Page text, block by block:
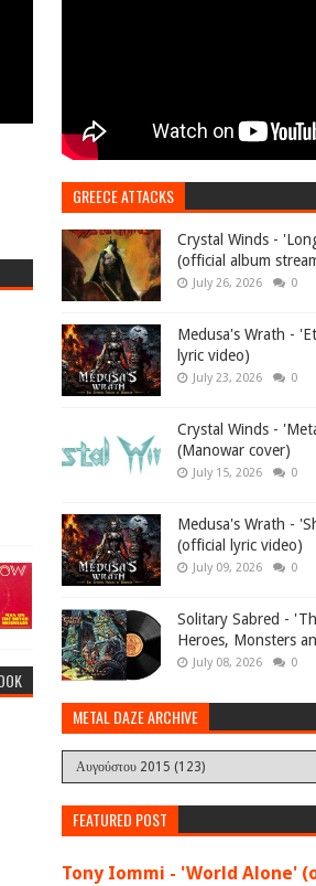
GREECE ATTACKS
Crystal Winds -
(official album
July 26, 2026 0
Medusa's Wrath -
lyric video)
July 23, 2026 0
Crystal Winds -
(Manowar cover)
July 15, 2026 0
Medusa's Wrath -
(official lyric video)
July 09, 2026 0
Solitary Sabred -
Heroes, Monsters
July 08, 2026 0
METAL DAZE ARCHIVE
FEATURED POST
Tony Iommi - 'World Alone'